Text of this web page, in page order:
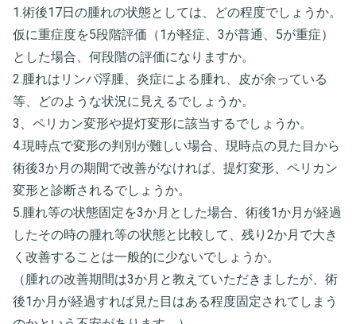
1.術後17日の腫れの状態としては、どの程度でしょうか。
仮に重症度を5段階評価（1が軽症、3が普通、5が重症）
とした場合、何段階の評価になりますか。
2.腫れはリンパ浮腫、炎症による腫れ、皮が余っている
等、どのような状況に見えるでしょうか。
3、ペリカン変形や提灯変形に該当するでしょうか。
4.現時点で変形の判別が難しい場合、現時点の見た目から
術後3か月の期間で改善がなければ、提灯変形、ペリカン
変形と診断されるでしょうか。
5.腫れ等の状態固定を3か月とした場合、術後1か月が経過
したその時の腫れ等の状態と比較して、残り2か月で大き
く改善することは一般的に少ないでしょうか。
（腫れの改善期間は3か月と教えていただきましたが、術
後1か月が経過すれば見た目はある程度固定されてしまう